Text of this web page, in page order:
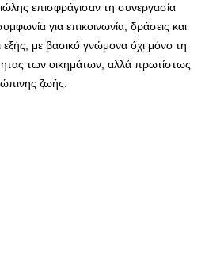
επισφράγισαν τη συνεργασία
για επικοινωνία, δράσεις και
με βασικό γνώμονα όχι μόνο τη
των οικημάτων, αλλά πρωτίστως
ζωής.